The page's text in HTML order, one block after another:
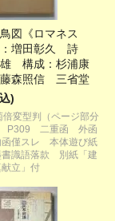
図《ロマネス
増田彰久 詩
雄 構成：杉浦康
森照信 三省堂
)
変型判（ページ部分
P309 二重函 外函
僅スレ 本体遊び紙
書識語落款 別紙「建
立」付